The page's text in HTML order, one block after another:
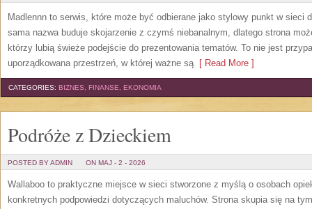
Madlennn to serwis, które może być odbierane jako stylowy punkt w sieci
sama nazwa buduje skojarzenie z czymś niebanalnym, dlatego strona
którzy lubią świeże podejście do prezentowania tematów. To nie jest
uporządkowana przestrzeń, w której ważne są[ Read More ]
CATEGORIES: BIZNES, FINANSE, EKONOMIA
Podróże z Dzieckiem
POSTED BY ADMIN ON MAJ - 2 - 2026
Wallaboo to praktyczne miejsce w sieci stworzone z myślą o osobach
konkretnych podpowiedzi dotyczących maluchów. Strona skupia się na